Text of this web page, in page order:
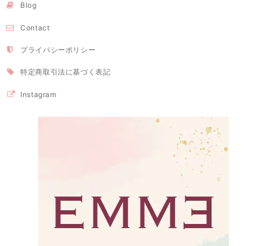
Blog
Contact
プライバシーポリシー
特定商取引法に基づく表記
Instagram